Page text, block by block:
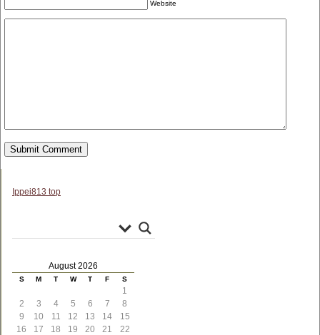
Website
Ippei813 top
August 2026
S M T W T F S
1
2
3 4 5 6 7
8
9
10 11 12 13 14
15
16
17 18 19 20 21
22